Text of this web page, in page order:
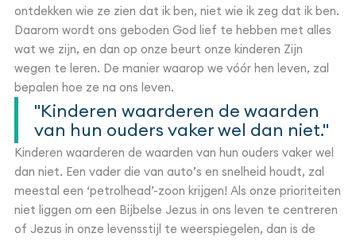
ontdekken wie ze zien dat ik ben, niet wie ik zeg dat ik ben.
Daarom wordt ons geboden God lief te hebben met alles
wat we zijn, en dan op onze beurt onze kinderen Zijn
wegen te leren. De manier waarop we vóór hen leven, zal
bepalen hoe ze na ons leven.
"Kinderen waarderen de waarden
van hun ouders vaker wel dan niet."
Kinderen waarderen de waarden van hun ouders vaker wel
dan niet. Een vader die van auto’s en snelheid houdt, zal
meestal een ‘petrolhead’-zoon krijgen! Als onze prioriteiten
niet liggen om een Bijbelse Jezus in ons leven te centreren
of Jezus in onze levensstijl te weerspiegelen, dan is de